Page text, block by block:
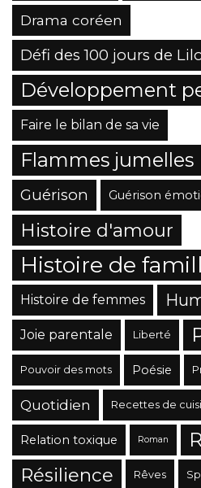
Drama coréen
Défi des 100 jours de
Développement
Faire le bilan de sa vie
Flammes jumelles
Guérison Guérison
Histoire d'amour
Histoire de
Histoire de femmes
Joie parentale Liberté
Pouvoir des mots Poésie
Quotidien Recettes de
Relation toxique Roman
Résilience Rêves